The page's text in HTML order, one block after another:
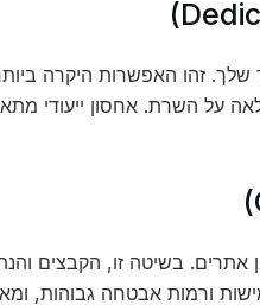
זהו האפשרות היקרה
על השרת. אחסון ייעודי
אתרים. בשיטה זו, הקבצים
ורמות אבטחה גבוהות,